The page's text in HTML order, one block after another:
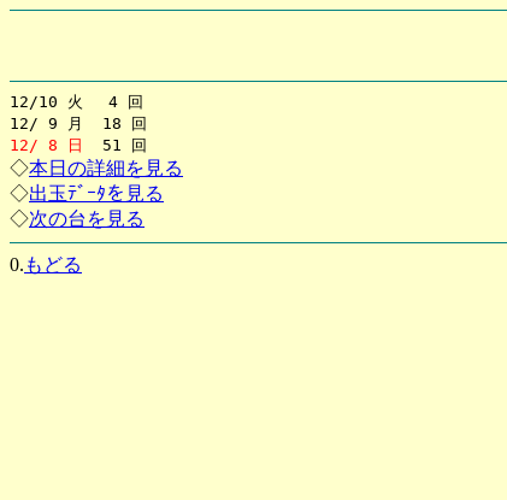
12/10 火 4 回
12/ 9 月 18 回
12/ 8 日
51 回
◇本日の詳細を見る
◇出玉ﾃﾞｰﾀを見る
◇次の台を見る
0. もどる